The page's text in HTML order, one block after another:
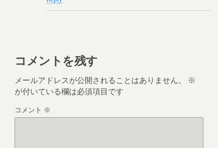
コメントを残す
メールアドレスが公開されることはありません。
※
が付いている欄は必須項目です
コメント ※